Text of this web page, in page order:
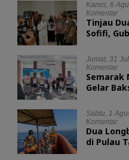
Kamis, 6
Komentar
Tinjau
Sofifi,
Jumat, 31
Komentar
Semarak
Gelar
Sabtu, 1
Komentar
Dua
di Pulau